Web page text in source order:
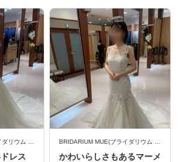
レス
かわいらしさもあるマーメ